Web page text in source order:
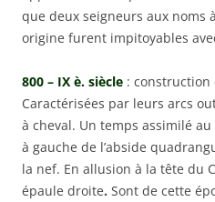
que deux seigneurs aux noms
origine furent impitoyables
800 – IX è. siècle : construction
Caractérisées par leurs arcs
à cheval. Un temps assimilé
à gauche de l’abside
la nef. En allusion à la tête du
épaule droite. Sont de cette